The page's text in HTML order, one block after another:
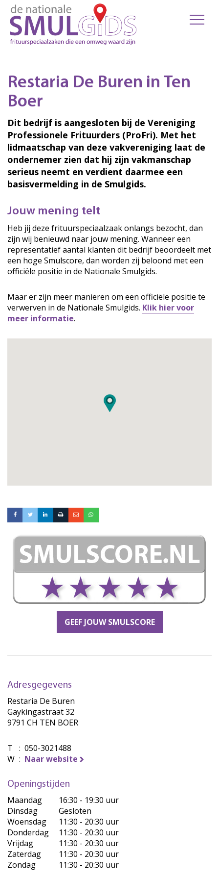
Restaria De Buren in Ten
Boer
Dit bedrijf is aangesloten bij de Vereniging
Professionele Frituurders (ProFri). Met het
lidmaatschap van deze vakvereniging laat de
ondernemer zien dat hij zijn vakmanschap
serieus neemt en verdient daarmee een
basisvermelding in de Smulgids.
Jouw mening telt
Heb jij deze frituurspeciaalzaak onlangs bezocht, dan
zijn wij benieuwd naar jouw mening. Wanneer een
representatief aantal klanten dit bedrijf beoordeelt met
een hoge Smulscore, dan worden zij beloond met een
officiële positie in de Nationale Smulgids.
Maar er zijn meer manieren om een officiële positie te
verwerven in de Nationale Smulgids. Klik hier voor
meer informatie.
GEEF JOUW SMULSCORE
Adresgegevens
Restaria De Buren
Gaykingastraat 32
9791 CH TEN BOER
T : 050-3021488
W : Naar website
Openingstijden
Maandag
16:30 - 19:30 uur
Dinsdag
Gesloten
Woensdag
11:30 - 20:30 uur
Donderdag
11:30 - 20:30 uur
Vrijdag
11:30 - 20:30 uur
Zaterdag
11:30 - 20:30 uur
Zondag
11:30 - 20:30 uur